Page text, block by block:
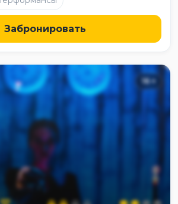
Забронировать
16+